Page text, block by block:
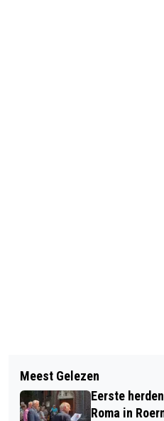
OPEN DAG
ZONDAG MINDER
BESTE DAG VAN
Meest Gelezen
Eerste
Roma in